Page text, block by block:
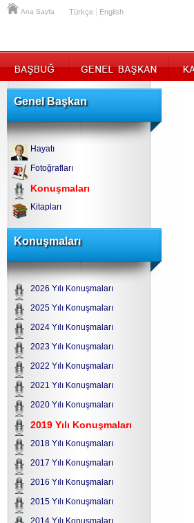
Ana Sayfa Türkçe English
Genel Başkan
Hayatı
Fotoğrafları
Konuşmaları
Kitapları
Konuşmaları
2026 Yılı Konuşmaları
2025 Yılı Konuşmaları
2024 Yılı Konuşmaları
2023 Yılı Konuşmaları
2022 Yılı Konuşmaları
2021 Yılı Konuşmaları
2020 Yılı Konuşmaları
2019 Yılı Konuşmaları
2018 Yılı Konuşmaları
2017 Yılı Konuşmaları
2016 Yılı Konuşmaları
2015 Yılı Konuşmaları